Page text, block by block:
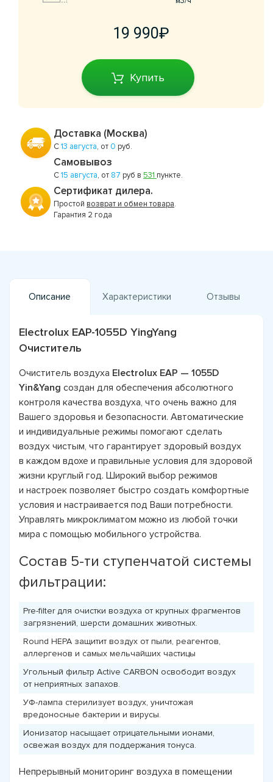
19 990
Купить
Доставка (Москва)
С13 августа, от 0 руб.
Самовывоз
С15 августа, от 87 руб в 531 пункте.
Сертификат дилера.
Простой возврат и обмен товара.
Гарантия 2 года
Описание Характеристики Отзывы
Electrolux EAP-1055D YingYang
Очиститель
Очиститель воздуха Electrolux EAP — 1055D
Yin&Yang создан для обеспечения абсолютного
контроля качества воздуха, что очень важно для
Вашего здоровья и безопасности. Автоматические
и индивидуальные режимы помогают сделать
воздух чистым, что гарантирует здоровый воздух
в каждом вдохе и правильные условия для здоровой
жизни круглый год. Широкий выбор режимов
и настроек позволяет быстро создать комфортные
условия и настраивается под Ваши потребности.
Управлять микроклиматом можно из любой точки
мира с помощью мобильного устройства.
Состав 5-ти ступенчатой системы
фильтрации:
Pre-filter для очистки воздуха от крупных фрагментов
загрязнений, шерсти домашних животных.
Round HEPA защитит воздух от пыли, реагентов,
аллергенов и самых мельчайших частицы
Угольный фильтр Active CARBON освободит воздух
от неприятных запахов.
УФ-лампа стерилизует воздух, уничтожая
вредоносные бактерии и вирусы.
Ионизатор насыщает отрицательными ионами,
освежая воздух для поддержания тонуса.
Непрерывный мониторинг воздуха в помещении